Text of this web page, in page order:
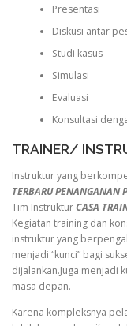
Presentasi
Diskusi antar
Studi kasus
Simulasi
Evaluasi
Konsultasi
TRAINER/
Instruktur yang
TERBARU PENANGANAN
Tim InstrukturCASA
Kegiatan training dan
instruktur yang
menjadi “kunci” bagi
dijalankan.Juga menjadi
masa depan.
Karena kompleksnya